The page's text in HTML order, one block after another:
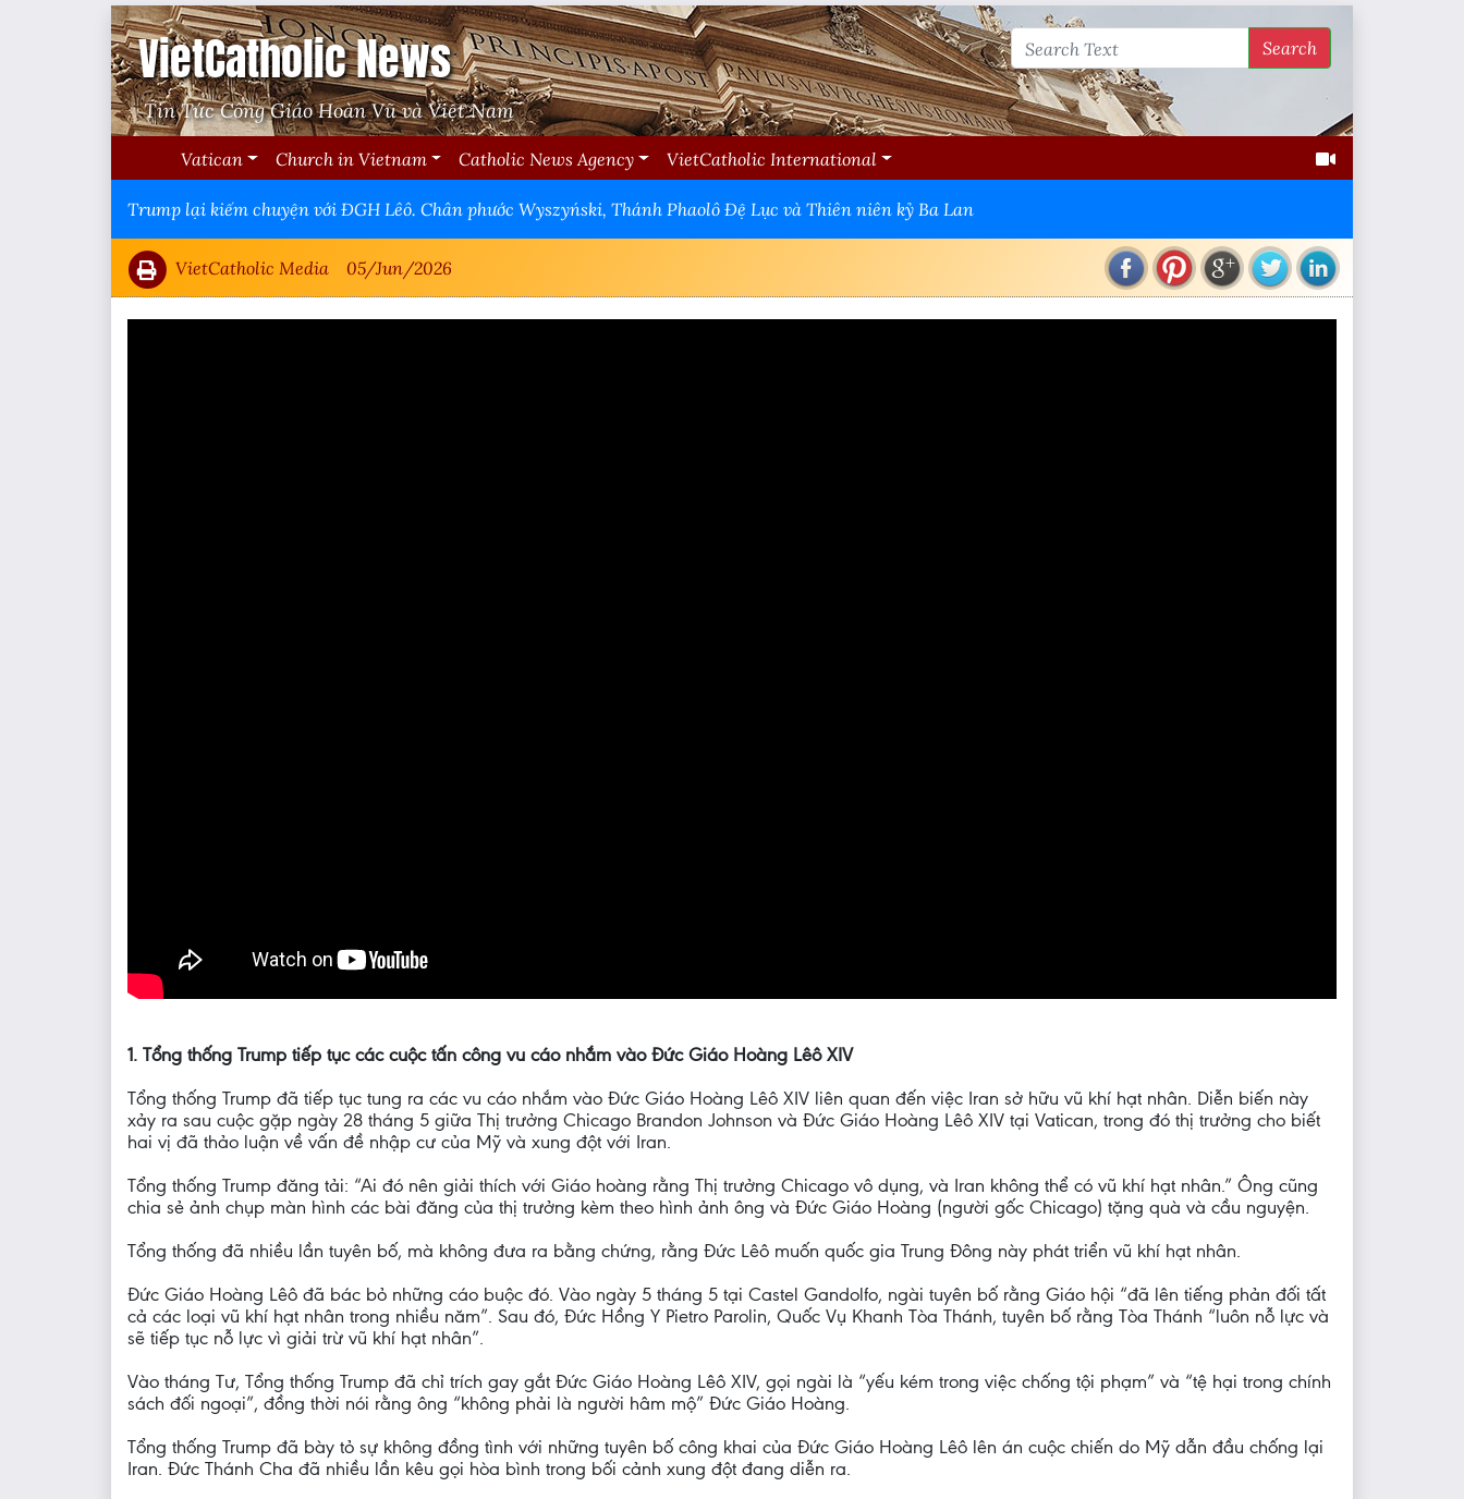
VietCatholic News
Tin Tức Công Giáo Hoàn Vũ và Việt Nam
Search
Vatican Church in Vietnam Catholic News Agency VietCatholic International
Trump lại kiếm chuyện với ĐGH Lêô. Chân phước Wyszyński, Thánh Phaolô Đệ Lục và Thiên niên kỷ Ba Lan
VietCatholic Media 05/Jun/2026
1. Tổng thống Trump tiếp tục các cuộc tấn công vu cáo nhắm vào Đức Giáo Hoàng Lêô XIV
Tổng thống Trump đã tiếp tục tung ra các vu cáo nhắm vào Đức Giáo Hoàng Lêô XIV liên quan đến việc Iran sở hữu vũ khí hạt nhân. Diễn biến này
xảy ra sau cuộc gặp ngày 28 tháng 5 giữa Thị trưởng Chicago Brandon Johnson và Đức Giáo Hoàng Lêô XIV tại Vatican, trong đó thị trưởng cho biết
hai vị đã thảo luận về vấn đề nhập cư của Mỹ và xung đột với Iran.
Tổng thống Trump đăng tải: “Ai đó nên giải thích với Giáo hoàng rằng Thị trưởng Chicago vô dụng, và Iran không thể có vũ khí hạt nhân.” Ông cũng
chia sẻ ảnh chụp màn hình các bài đăng của thị trưởng kèm theo hình ảnh ông và Đức Giáo Hoàng (người gốc Chicago) tặng quà và cầu nguyện.
Tổng thống đã nhiều lần tuyên bố, mà không đưa ra bằng chứng, rằng Đức Lêô muốn quốc gia Trung Đông này phát triển vũ khí hạt nhân.
Đức Giáo Hoàng Lêô đã bác bỏ những cáo buộc đó. Vào ngày 5 tháng 5 tại Castel Gandolfo, ngài tuyên bố rằng Giáo hội “đã lên tiếng phản đối tất
cả các loại vũ khí hạt nhân trong nhiều năm”. Sau đó, Đức Hồng Y Pietro Parolin, Quốc Vụ Khanh Tòa Thánh, tuyên bố rằng Tòa Thánh “luôn nỗ lực và
sẽ tiếp tục nỗ lực vì giải trừ vũ khí hạt nhân”.
Vào tháng Tư, Tổng thống Trump đã chỉ trích gay gắt Đức Giáo Hoàng Lêô XIV, gọi ngài là “yếu kém trong việc chống tội phạm” và “tệ hại trong chính
sách đối ngoại”, đồng thời nói rằng ông “không phải là người hâm mộ” Đức Giáo Hoàng.
Tổng thống Trump đã bày tỏ sự không đồng tình với những tuyên bố công khai của Đức Giáo Hoàng Lêô lên án cuộc chiến do Mỹ dẫn đầu chống lại
Iran. Đức Thánh Cha đã nhiều lần kêu gọi hòa bình trong bối cảnh xung đột đang diễn ra.